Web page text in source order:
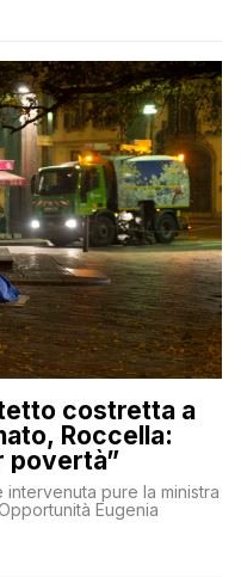
costretta a
Roccella:
povertà”
pure la ministra
Eugenia